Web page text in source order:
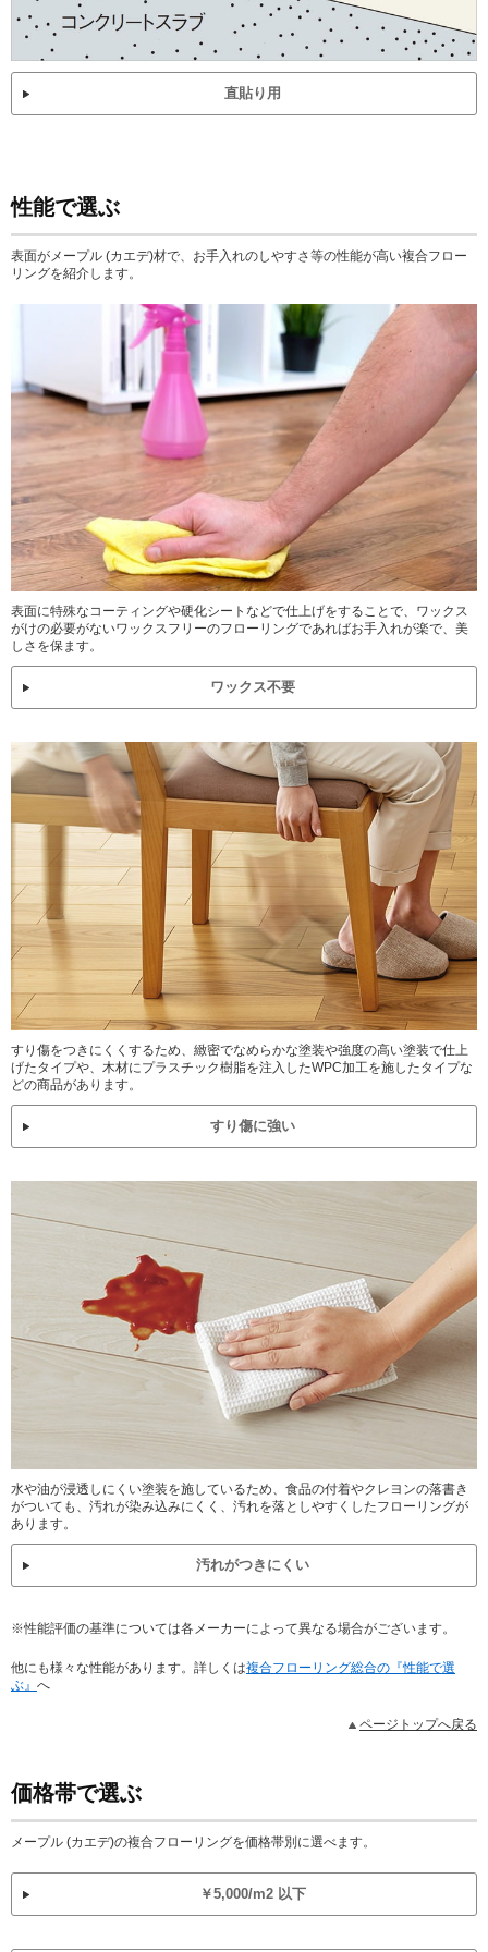
直貼り用
性能で選ぶ
表面がメープル (カエデ)材で、お手入れのしやすさ等の性能が高い複合フロー
リングを紹介します。
表面に特殊なコーティングや硬化シートなどで仕上げをすることで、ワックス
がけの必要がないワックスフリーのフローリングであればお手入れが楽で、美
しさを保ます。
ワックス不要
すり傷をつきにくくするため、緻密でなめらかな塗装や強度の高い塗装で仕上
げたタイプや、木材にプラスチック樹脂を注入したWPC加工を施したタイプな
どの商品があります。
すり傷に強い
水や油が浸透しにくい塗装を施しているため、食品の付着やクレヨンの落書き
がついても、汚れが染み込みにくく、汚れを落としやすくしたフローリングが
あります。
汚れがつきにくい
※性能評価の基準については各メーカーによって異なる場合がございます。
他にも様々な性能があります。詳しくは複合フローリング総合の『性能で選
ぶ』 へ
ページトップへ戻る
価格帯で選ぶ
メープル (カエデ)の複合フローリングを価格帯別に選べます。
￥5,000/m2 以下